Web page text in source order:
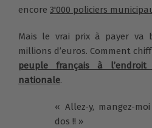
encore 3'000 policiers
Mais le vrai prix à payer va
millions d’euros. Comment
peuple français à
nationale.
« Allez-y, mangez-
dos !! »